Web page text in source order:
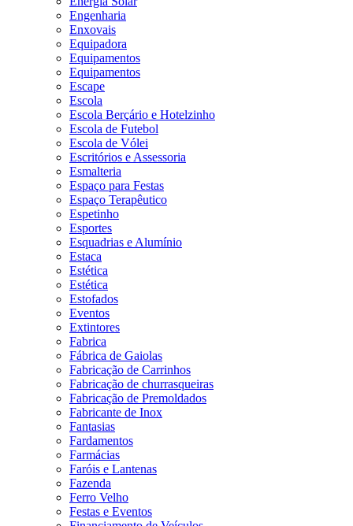
Engenharia
Enxovais
Equipadora
Equipamentos
Equipamentos
Escape
Escola
Escola Berçário e Hotelzinho
Escola de Futebol
Escola de Vólei
Escritórios e Assessoria
Esmalteria
Espaço para Festas
Espaço Terapêutico
Espetinho
Esportes
Esquadrias e Alumínio
Estaca
Estética
Estética
Estofados
Eventos
Extintores
Fabrica
Fábrica de Gaiolas
Fabricação de Carrinhos
Fabricação de churrasqueiras
Fabricação de Premoldados
Fabricante de Inox
Fantasias
Fardamentos
Farmácias
Faróis e Lantenas
Fazenda
Ferro Velho
Festas e Eventos